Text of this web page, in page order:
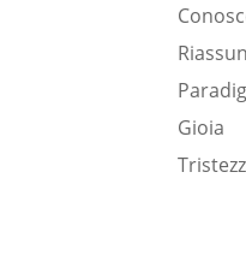
Gioia